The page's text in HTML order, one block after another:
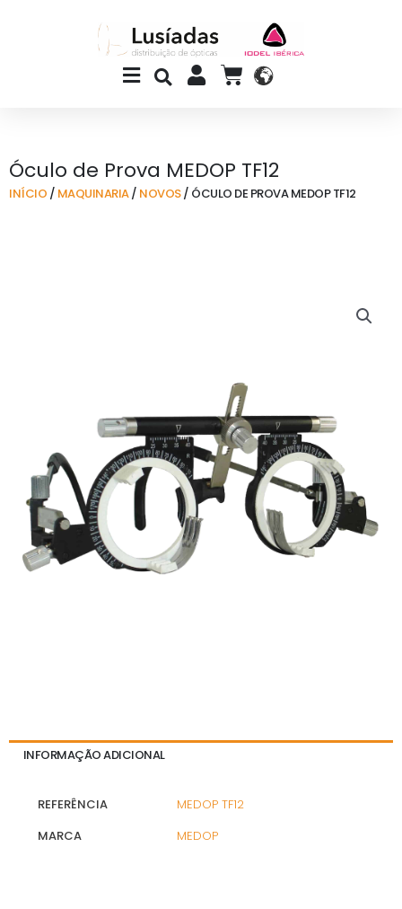
Main
Menu
CART
Óculo de Prova MEDOP TF12
INÍCIO / MAQUINARIA/ NOVOS/ ÓCULO DE PROVA MEDOP TF12
INFORMAÇÃO ADICIONAL
REFERÊNCIA
MEDOP TF12
MARCA
MEDOP